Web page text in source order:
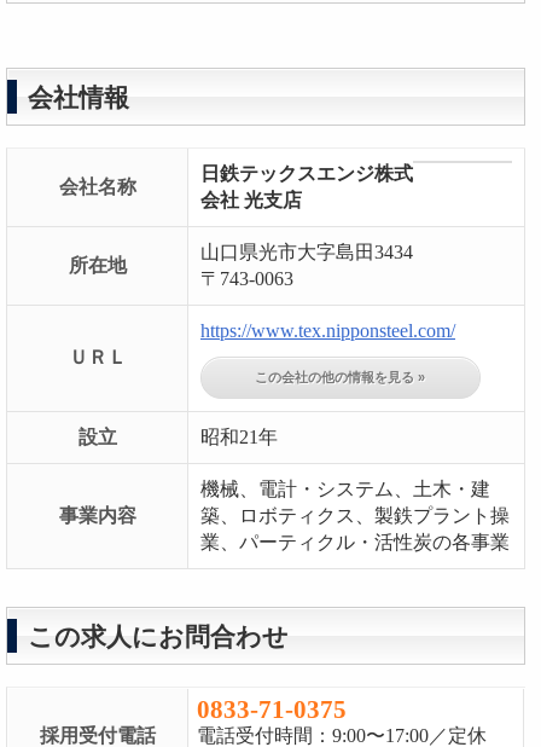
会社情報
会社名称
日鉄テックスエンジ株式
会社 光支店
所在地
山口県光市大字島田3434
〒743-0063
ＵＲＬ
https://www.tex.nipponsteel.com/
この会社の他の情報を見る »
設立 昭和21年
事業内容
機械、電計・システム、土木・建
築、ロボティクス、製鉄プラント操
業、パーティクル・活性炭の各事業
この求人にお問合わせ
採用受付電話
0833-71-0375
電話受付時間：9:00〜17:00／定休